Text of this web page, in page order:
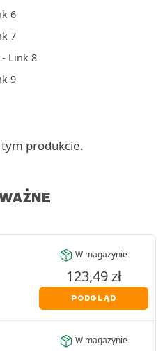
6
7
Link 8
9
produkcie.
W magazynie
123,49zł
PODGLĄD
W magazynie